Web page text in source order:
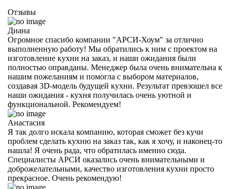
Отзывы
Диана
Огромное спасибо компании "АРСИ-Хоум" за отлично
выполненную работу! Мы обратились к ним с проектом на
изготовление кухни на заказ, и наши ожидания были
полностью оправданы. Менеджер была очень внимательна к
нашим пожеланиям и помогла с выбором материалов,
создавая 3D-модель будущей кухни. Результат превзошел все
наши ожидания - кухня получилась очень уютной и
функциональной. Рекомендуем!
Анастасия
Я так долго искала компанию, которая сможет без кучи
проблем сделать кухню на заказ так, как я хочу, и наконец-то
нашла! Я очень рада, что обратилась именно сюда.
Специалисты АРСИ оказались очень внимательными и
доброжелательными, качество изготовления кухни просто
прекрасное. Очень рекомендую!